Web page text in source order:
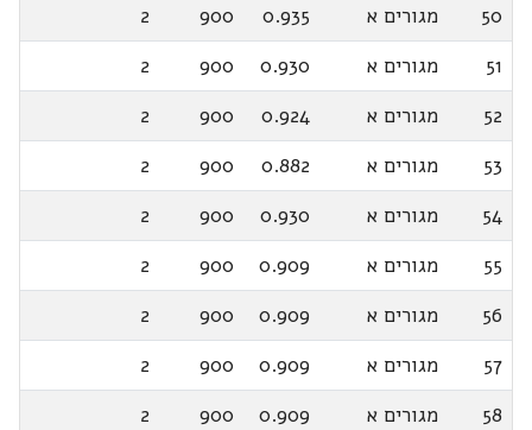
50
מגורים א 0.935
900
2
51
מגורים א 0.930
900
2
52
מגורים א 0.924
900
2
53
מגורים א 0.882
900
2
54
מגורים א 0.930
900
2
55
מגורים א 0.909
900
2
56
מגורים א 0.909
900
2
57
מגורים א 0.909
900
2
58
מגורים א 0.909
900
2